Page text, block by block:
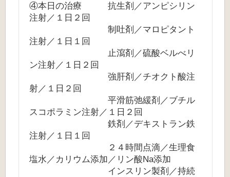
④本日の治療 抗生剤／アンピシリン
注射／１日２回
制吐剤／マロピタント
注射／１日１回
止瀉剤／硫酸ベルべリ
ン注射／１日２回
強肝剤／チオクト酸注
射／１日２回
平滑筋弛緩剤／ブチル
スコポラミン注射／１日２回
鉄剤／デキストラン鉄
注射／１日１回
２４時間点滴／生理食
塩水／カリウム添加／リン酸Na添加
インスリン製剤／持続